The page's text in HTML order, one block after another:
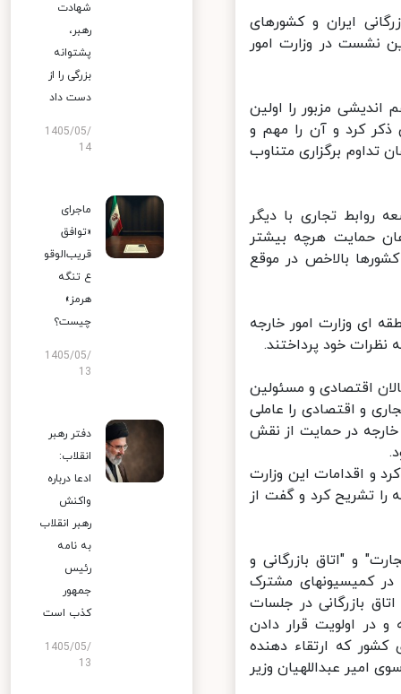
ایران و کشورهای
در وزارت امور
مزبور را اولین
کرد و آن را مهم و
برگزاری متناوب
تجاری با دیگر
حمایت هرچه بیشتر
بالاخص در موقع
ای وزارت امور خارجه
خود پرداختند.
اقتصادی و مسئولین
و اقتصادی را عاملی
در حمایت از نقش
و اقدامات این وزارت
تشریح کرد و گفت از
و "اتاق بازرگانی و
کمیسیونهای مشترک
بازرگانی در جلسات
اولویت قرار دادن
که ارتقاء دهنده
عبداللهیان وزیر
شهادت
رهبر،
پشتوانه
بزرگی را از
دست داد
1405/05/
14
ماجرای
«توافق
قریب‌الوقو
ع تنگه
هرمز»
چیست؟
1405/05/
13
دفتر رهبر
انقلاب:
ادعا درباره
واکنش
رهبر انقلاب
به نامه
رئیس
جمهور
کذب است
1405/05/
13